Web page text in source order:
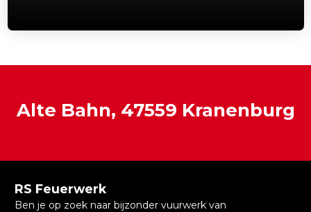
Alte Bahn, 47559 Kranenburg
RS Feuerwerk
Ben je op zoek naar bijzonder vuurwerk van